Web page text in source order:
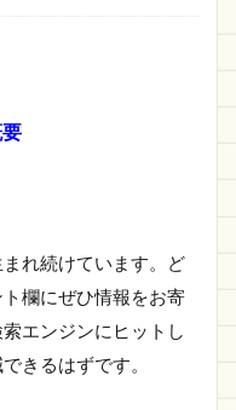
れ続けています。ど
欄にぜひ情報をお寄
エンジンにヒットし
きるはずです。